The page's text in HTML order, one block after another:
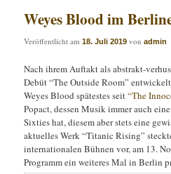
Weyes Blood im
Veröffentlicht am18. Juli 2019 vonadmin
Nach ihrem Auftakt als abstrakt-
Debüt “The Outside Room”
Weyes Blood spätestes seit“The
Popact, dessen Musik immer auch
Sixties hat, diesem aber stets eine
aktuelles Werk “Titanic Rising”
internationalen Bühnen vor, am 13.
Programm ein weiteres Mal in Berlin